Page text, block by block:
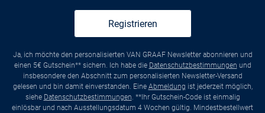
Registrieren
Ja, ich möchte den personalisierten VAN GRAAF Newsletter abonnieren und
einen 5€ Gutschein** sichern. Ich habe die Datenschutzbestimmungen und
insbesondere den Abschnitt zum personalisierten Newsletter-Versand
gelesen und bin damit einverstanden. Eine Abmeldung ist jederzeit möglich,
siehe Datenschutzbestimmungen. **Ihr Gutschein-Code ist einmalig
einlösbar und nach Ausstellungsdatum 4 Wochen gültig. Mindestbestellwert